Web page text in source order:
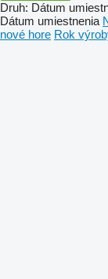
Druh: Dátum
Dátum umiestnenia
nové hore Rok